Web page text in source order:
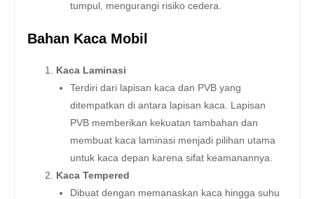
tumpul, mengurangi risiko cedera.
Bahan Kaca Mobil
Kaca Laminasi
Terdiri dari lapisan kaca dan PVB yang
ditempatkan di antara lapisan kaca. Lapisan
PVB memberikan kekuatan tambahan dan
membuat kaca laminasi menjadi pilihan utama
untuk kaca depan karena sifat keamanannya.
Kaca Tempered
Dibuat dengan memanaskan kaca hingga suhu